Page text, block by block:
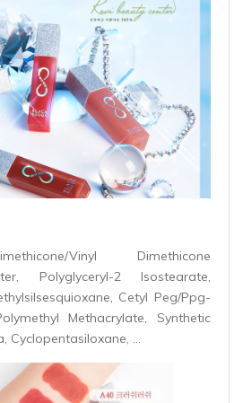
Vinyl Dimethicone
Polyglyceryl-2 Isostearate,
Cetyl Peg/Ppg-
Methacrylate, Synthetic
Cyclopentasiloxane, …